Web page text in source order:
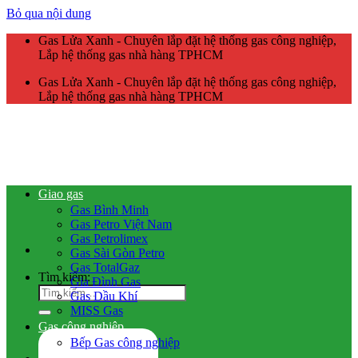
Bỏ qua nội dung
Gas Lửa Xanh - Chuyên lắp đặt hệ thống gas công nghiệp,
Lắp hệ thống gas nhà hàng TPHCM
Gas Lửa Xanh - Chuyên lắp đặt hệ thống gas công nghiệp,
Lắp hệ thống gas nhà hàng TPHCM
Tìm kiếm:
Giao gas
Gas Bình Minh
Gas Petro Việt Nam
Gas Petrolimex
Gas Sài Gòn Petro
Gas TotalGaz
Gia Đình Gas
Gas Dầu Khí
MISS Gas
Gas công nghiệp
Bếp Gas công nghiệp